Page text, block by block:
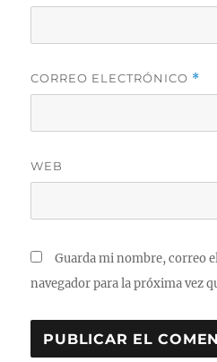
CORREO ELECTRÓNICO *
WEB
Guarda mi nombre, correo
navegador para la próxima vez